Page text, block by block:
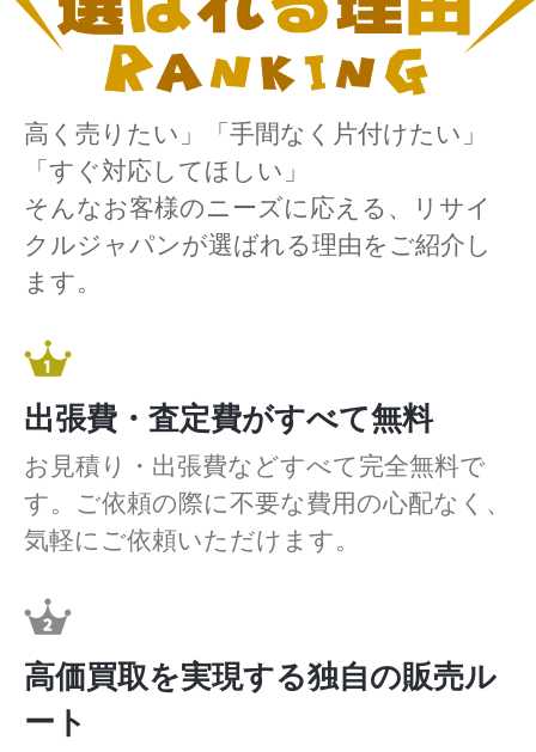
高く売りたい」「手間なく片付けたい」
「すぐ対応してほしい」
そんなお客様のニーズに応える、リサイ
クルジャパンが選ばれる理由をご紹介し
ます。
出張費・査定費がすべて無料
お見積り・出張費などすべて完全無料で
す。ご依頼の際に不要な費用の心配なく、
気軽にご依頼いただけます。
高価買取を実現する独自の販売ル
ート